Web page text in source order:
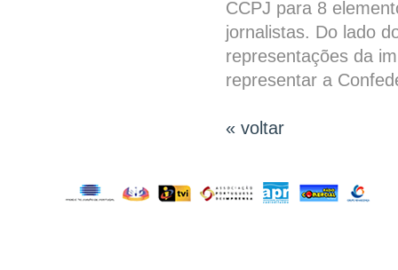
CCPJ para 8
jornalistas. Do lado
representações da
representar a
« voltar